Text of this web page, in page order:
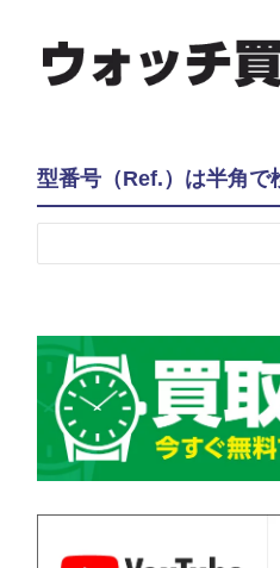
型番号（Ref.）は半角で